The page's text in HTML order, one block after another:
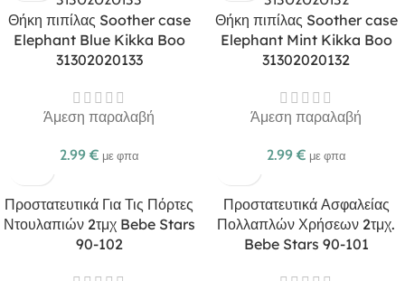
Θήκη πιπίλας Soother case
Elephant Blue Kikka Boo
31302020133
Άμεση παραλαβή
2.99 € με φπα
Θήκη πιπίλας Soother case
Elephant Mint Kikka Boo
31302020132
Άμεση παραλαβή
2.99 € με φπα
Προστατευτικά Για Τις Πόρτες
Ντουλαπιών 2τμχ Bebe Stars
90-102
Προστατευτικά Ασφαλείας
Πολλαπλών Χρήσεων 2τμχ.
Bebe Stars 90-101